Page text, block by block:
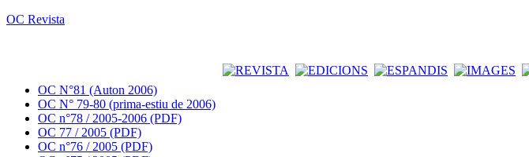
OC Revista
OC N°81 (Auton 2006)
OC N° 79-80 (prima-estiu de 2006)
OC n°78 / 2005-2006 (PDF)
OC 77 / 2005 (PDF)
OC n°76 / 2005 (PDF)